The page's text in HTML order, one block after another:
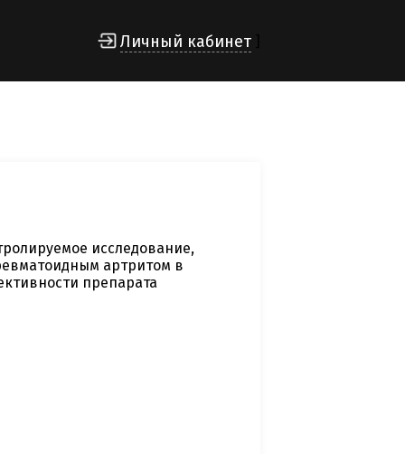
Личный кабинет
исследование,
артритом в
препарата